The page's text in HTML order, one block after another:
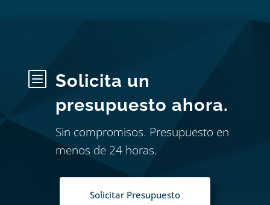
b
Solicita un
presupuesto ahora.
Sin compromisos. Presupuesto en
menos de 24 horas.
Solicitar Presupuesto